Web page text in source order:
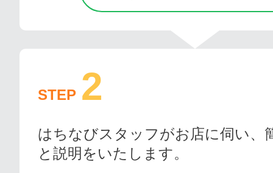
STEP 2
はちなびスタッフがお店に伺い、
と説明をいたします。